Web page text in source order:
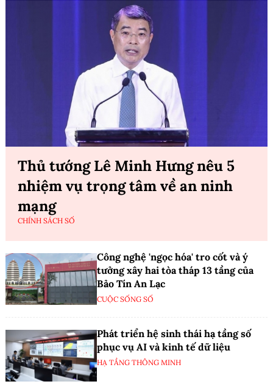
Thủ tướng Lê Minh Hưng nêu 5
nhiệm vụ trọng tâm về an ninh
mạng
CHÍNH SÁCH SỐ
Công nghệ 'ngọc hóa' tro cốt và ý
tưởng xây hai tòa tháp 13 tầng của
Bảo Tín An Lạc
CUỘC SỐNG SỐ
Phát triển hệ sinh thái hạ tầng số
phục vụ AI và kinh tế dữ liệu
HẠ TẦNG THÔNG MINH